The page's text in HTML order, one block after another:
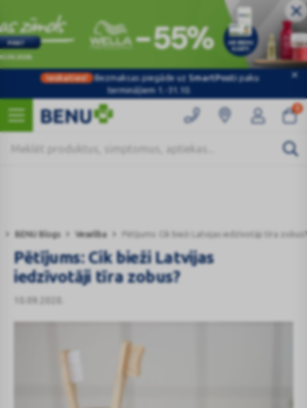
Ieskaties! Bezmaksas piegāde uz SmartPostipaku
termināļiem 1.-31.10.
0
BENU Blogs Veselība Pētījums: Cik bieži Latvijas iedzīvotāji tīra zobus?
Kategorijas
Pētījums: Cik bieži Latvijas
iedzīvotāji tīra zobus?